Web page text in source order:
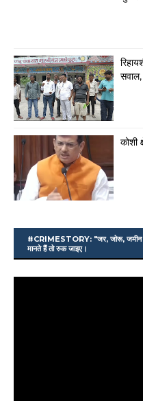
कोशी
#CRIMESTORY: "जर, जोरू, जमीन
मानते हैं तो रुक जाइए।